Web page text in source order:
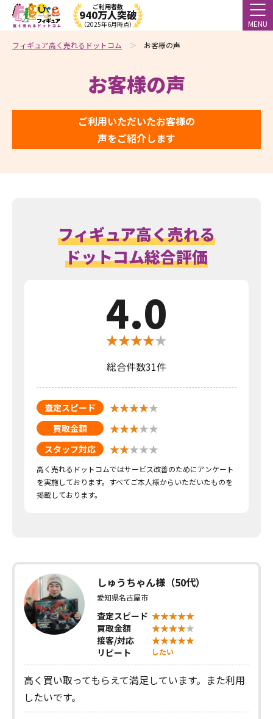
ご利用者数
940万人突破
（2025年6月時点） MENU
フィギュア高く売れるドットコム お客様の声
お客様の声
ご利用いただいたお客様の
声をご紹介します
フィギュア高く売れる
ドットコム総合評価
4.0
総合件数31件
査定スピード
買取金額
スタッフ対応
高く売れるドットコムではサービス改善のためにアンケート
を実施しております。すべてご本人様からいただいたものを
掲載しております。
しゅうちゃん様（50代）
愛知県名古屋市
査定スピード
買取金額
接客/対応
リピート
したい
高く買い取ってもらえて満足しています。また利用
したいです。